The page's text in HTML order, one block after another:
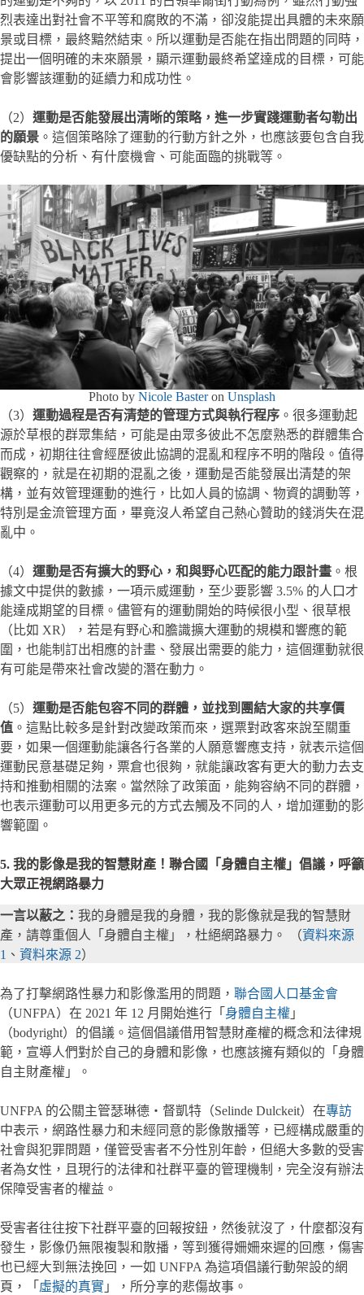
烈表達出對社會不平等和腐敗的不滿，卻沒能提出具體的未來願
景或目標，最終黯然結束。所以運動是否能在指出問題的同時，
提出一個明確的未來願景，顯示運動最終希望達成的目標，可能
會影響該運動的延續力和成功性。
（2） 運動是否能發展出清晰的策略，進一步實踐運動者勾勒出
的願景 。這個策略除了運動的行動方針之外，也應該要包含自我
優缺點的分析、有什麼機會、可能面臨的挑戰等。
Photo by Nicole Basteron Unsplash
（3） 運動過程是否有清楚的管理方式與執行程序 。很多運動起
源於草根的群眾集結，可能是由眾多彼此不怎麼熟悉的群體集合
而成，初期往往會經歷彼此協調的混亂和程序不明的階段。值得
觀察的，就是在初期的混亂之後，運動是否能發展出清楚的架
構，並有效管理運動的進行，比如人員的協調、物資的調動等，
特別是金流管理方面，畢竟沒人希望自己熱心贊助的錢消失在混
亂中。
（4） 運動是否有擴大的野心，和與野心匹配的能力跟計畫 。根
據文中提供的數據，一項示威運動，至少要影響 3.5% 的人口才
能達成期望的目標。儘管有的運動開始的時候很小型、很草根
（比如 XR），若是有野心和膽識擴大運動的規模和響應的範
圍，也能制訂出相應的計畫、發展出需要的能力，這個運動就很
有可能是帶來社會改變的潛在動力。
（5） 運動是否能包容不同的群體，並找到團結大家的共享價
值 。這點比較多是針對改變政策而來，選票對政客來說至關重
要，如果一個運動能讓各行各業的人願意響應支持，就表示這個
運動民意基礎足夠，票倉也很夠，就能讓政客有更大的動力去支
持和推動相關的法案。當然除了政策面，能夠容納不同的群體，
也表示運動可以用更多元的方式去觸及不同的人，增加運動的影
響範圍。
5. 我的影像是我的智慧財產！聯合國「身體自主權」倡議，呼籲
大眾正視網路暴力
一言以蔽之： 我的身體是我的身體，我的影像就是我的智慧財
產，請尊重個人「身體自主權」，杜絕網路暴力。 （資料來源
1 、 資料來源 2）
為了打擊網路性暴力和影像濫用的問題， 聯合國人口基金會
（UNFPA）在 2021 年 12 月開始進行「 身體自主權 」
（bodyright）的倡議。這個倡議借用智慧財產權的概念和法律規
範，宣導人們對於自己的身體和影像，也應該擁有類似的「身體
自主財產權」。
UNFPA 的公關主管瑟琳德・督凱特（Selinde Dulckeit）在專訪
中表示，網路性暴力和未經同意的影像散播等，已經構成嚴重的
社會與犯罪問題，僅管受害者不分性別年齡，但絕大多數的受害
者為女性，且現行的法律和社群平臺的管理機制，完全沒有辦法
保障受害者的權益。
受害者往往按下社群平臺的回報按鈕，然後就沒了，什麼都沒有
發生，影像仍無限複製和散播，等到獲得姍姍來遲的回應，傷害
也已經大到無法挽回，一如 UNFPA 為這項倡議行動架設的網
頁，「 虛擬的真實 」，所分享的悲傷故事。